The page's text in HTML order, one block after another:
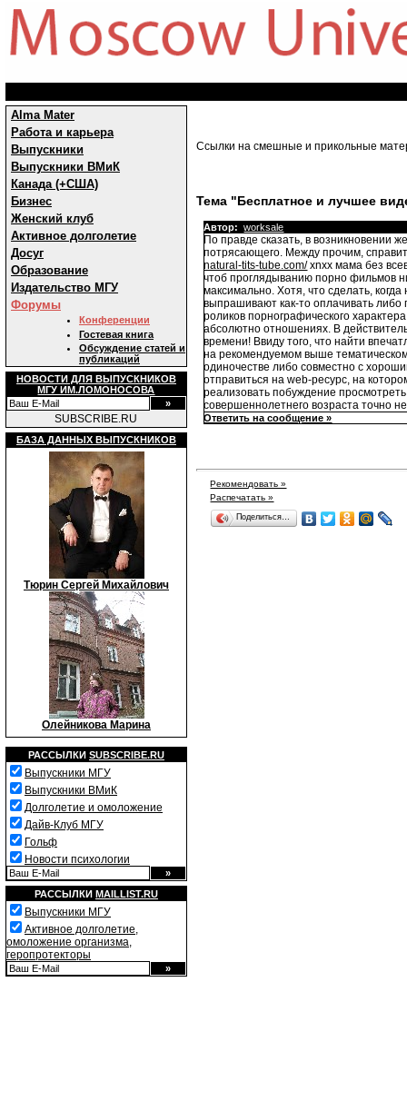
Alma Mater
Работа и карьера
Выпускники
Выпускники ВМиК
Канада (+США)
Бизнес
Женский клуб
Активное долголетие
Досуг
Образование
Издательство МГУ
Форумы
Конференции
Гостевая книга
Обсуждение статей и
публикаций
НОВОСТИ ДЛЯ ВЫПУСКНИКОВ
МГУ ИМ.ЛОМОНОСОВА
SUBSCRIBE.RU
БАЗА ДАННЫХ ВЫПУСКНИКОВ
Тюрин Сергей Михайлович
Олейникова Марина
РАССЫЛКИ SUBSCRIBE.RU
Выпускники МГУ
Выпускники ВМиК
Долголетие и омоложение
Дайв-Клуб МГУ
Гольф
Новости психологии
РАССЫЛКИ MAILLIST.RU
Выпускники МГУ
Активное долголетие,
омоложение организма,
геропротекторы
Ссылки на смешные и прикольные
Тема "Бесплатное и лучшее
Автор: worksale
По правде сказать, в возникновении
потрясающего. Между прочим,
natural-tits-tube.com/xnxx мама без
чтоб проглядыванию порно фильмов
максимально. Хотя, что сделать,
выпрашивают как-то оплачивать
роликов порнографического
абсолютно отношениях. В
времени! Ввиду того, что найти
на рекомендуемом выше
одиночестве либо совместно с
отправиться на web-ресурс, на
реализовать побуждение
совершеннолетнего возраста точно
Ответить на сообщение »
Рекомендовать »
Распечатать »
Поделиться…